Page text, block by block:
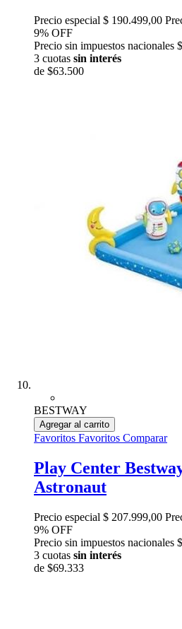
Precio especial $ 190.499,00
9% OFF
Precio sin impuestos nacionales
3 cuotas sin interés
de $63.500
BESTWAY
Agregar al carrito
Favoritos Favoritos Comparar
Play Center
Astronaut
Precio especial $ 207.999,00
9% OFF
Precio sin impuestos nacionales
3 cuotas sin interés
de $69.333